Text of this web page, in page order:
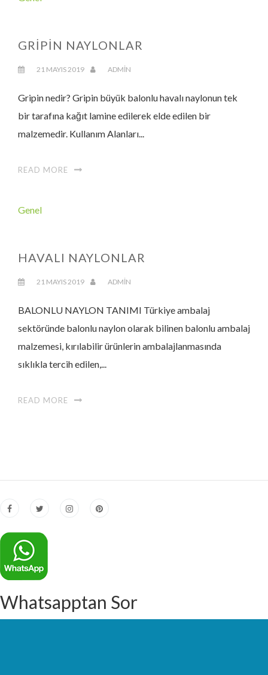
GRIPIN NAYLONLAR
21 MAYIS 2019 ADMIN
Gripin nedir? Gripin büyük balonlu havalı naylonun tek
bir tarafına kağıt lamine edilerek elde edilen bir
malzemedir. Kullanım Alanları...
READ MORE
Genel
HAVALI NAYLONLAR
21 MAYIS 2019 ADMIN
BALONLU NAYLON TANIMI Türkiye ambalaj
sektöründe balonlu naylon olarak bilinen balonlu ambalaj
malzemesi, kırılabilir ürünlerin ambalajlanmasında
sıklıkla tercih edilen,...
READ MORE
Whatsapptan Sor